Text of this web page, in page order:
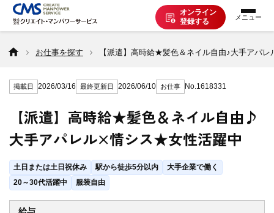
オンライン
登録する
お仕事を探す
派遣で働く
登録の流れ
派遣の知識
お仕事を探す 【派遣】高時給★髪色＆ネイル自由♪大手アパ
掲載日 2026/03/16 最終更新日 2026/06/10 お仕事 No.1618331
【派遣】高時給★髪色＆ネイル自由♪
大手アパレル×情シス★女性活躍中
土日または土日祝休み 駅から徒歩5分以内
大手企業で働く
20～30代活躍中
服装自由